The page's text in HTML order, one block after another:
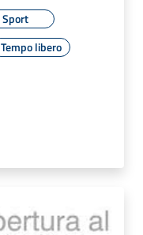
Sport
Tempo libero